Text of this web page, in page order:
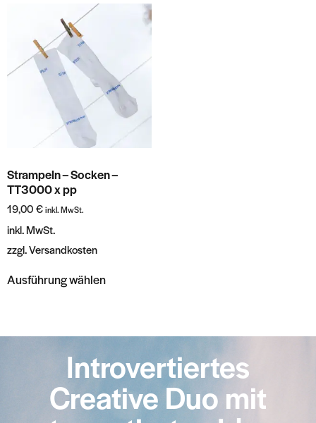
Strampeln – Socken –
TT3000 x pp
19,00 €inkl. MwSt.
inkl. MwSt.
zzgl.Versandkosten
Ausführung wählen
Introvertiertes
Creative Duo mit